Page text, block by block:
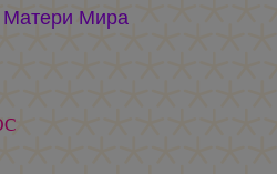
Матери Мира